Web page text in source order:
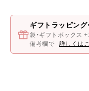
ギフトラッピング
袋・ギフトボックス
備考欄で
詳しくは